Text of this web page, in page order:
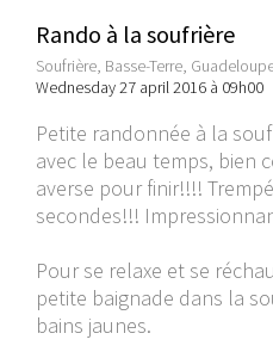
Rando à la soufrière
Soufrière, Basse-Terre,
Wednesday 27 april 2016 à 09h00
Petite randonnée à la
avec le beau temps, bien
averse pour finir!!!!
secondes!!!
Pour se relaxe et se
petite baignade dans la
bains jaunes.